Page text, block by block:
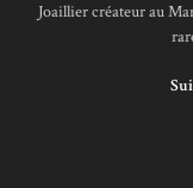
Joaillier créateur au